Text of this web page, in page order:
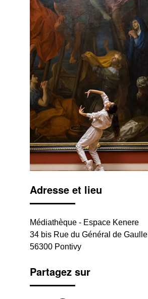
Adresse et lieu
Médiathèque - Espace Kenere
34 bis Rue du Général de Gaulle
56300 Pontivy
Partagez sur